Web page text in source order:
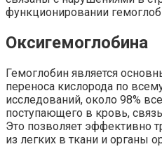
функционировании
Оксигемоглобина
Гемоглобин является
переноса кислорода по
исследований, около 98%
поступающего в кровь,
Это позволяет эффективно
из легких в ткани и органы